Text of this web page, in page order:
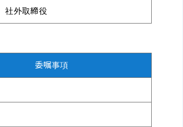
社外取締役
委嘱事項